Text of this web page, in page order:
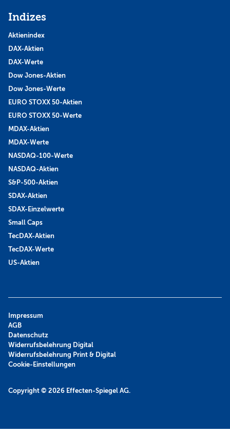
Indizes
Aktienindex
DAX-Aktien
DAX-Werte
Dow Jones-Aktien
Dow Jones-Werte
EURO STOXX 50-Aktien
EURO STOXX 50-Werte
MDAX-Aktien
MDAX-Werte
NASDAQ-100-Werte
NASDAQ-Aktien
S&P-500-Aktien
SDAX-Aktien
SDAX-Einzelwerte
Small Caps
TecDAX-Aktien
TecDAX-Werte
US-Aktien
Copyright © 2026 Effecten-Spiegel AG.
Impressum
AGB
Datenschutz
Widerrufsbelehrung Digital
Widerrufsbelehrung Print & Digital
Cookie-Einstellungen